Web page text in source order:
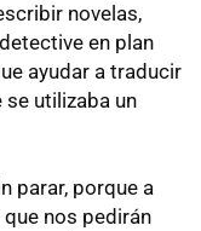
novelas,
en plan
ayudar a traducir
se utilizaba un
parar, porque a
nos pedirán